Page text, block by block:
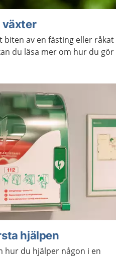
växter
biten av en fästing eller råkat
du läsa mer om hur du gör
hjälpen
hur du hjälper någon i en